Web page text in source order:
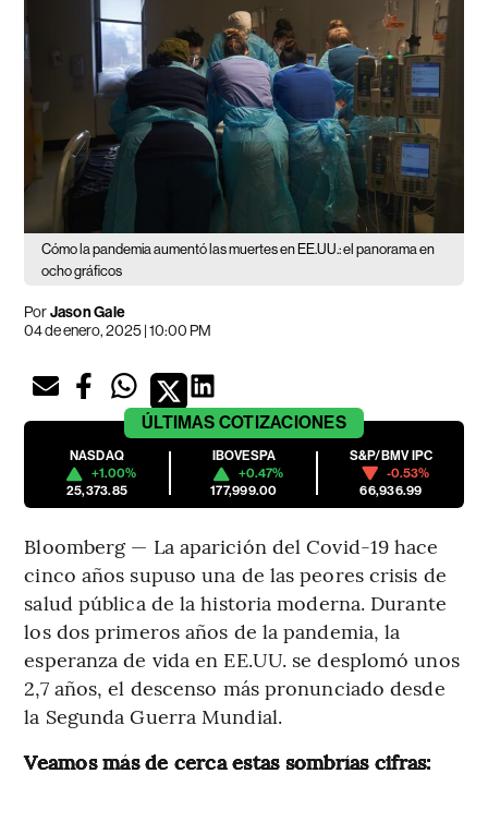
Cómo la pandemia aumentó las muertes en EE.UU.: el panorama en
ocho gráficos
PorJason Gale
04 de enero, 2025 | 10:00 PM
ÚLTIMAS COTIZACIONES
NASDAQ
+1.00%
25,373.85
IBOVESPA
+0.47%
177,999.00
S&P/BMV IPC
-0.53%
66,936.99
Bloomberg — La aparición del Covid-19 hace
cinco años supuso una de las peores crisis de
salud pública de la historia moderna. Durante
los dos primeros años de la pandemia, la
esperanza de vida en EE.UU. se desplomó unos
2,7 años, el descenso más pronunciado desde
la Segunda Guerra Mundial.
Veamos más de cerca estas sombrías cifras: